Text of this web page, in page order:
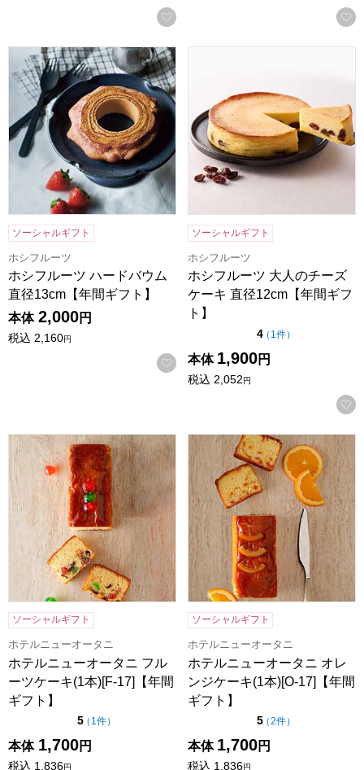
お気に入りに登録する
ホシフルーツ ハードバウム 直径13cm【年間ギフト】
ソーシャルギフト
ホシフルーツ
ホシフルーツ ハードバウム
直径13cm【年間ギフト】
本体 2,000円
税込 2,160円
お気に入りに登録する
ソーシャルギフト
ホシフルーツ
ホシフルーツ 大人のチーズ
ケーキ 直径12cm【年間ギフ
ト】
4点（5点満点中）
（ 1件の評価
）
本体 1,900円
税込 2,052円
ホテルニューオータニ フルーツケーキ(1本)[F-17]【年間ギフ
ソーシャルギフト
ホテルニューオータニ
ホテルニューオータニ フル
ーツケーキ(1本)[F-17]【年間
ギフト】
5点（5点満点中）
（ 1件の評価
）
本体 1,700円
税込 1,836円
ホテルニューオータニ オレ
ソーシャルギフト
ホテルニューオータニ
ホテルニューオータニ オレ
ンジケーキ(1本)[O-17]【年間
ギフト】
5点（5点満点中）
（2件の評価
）
本体 1,700円
税込 1,836円